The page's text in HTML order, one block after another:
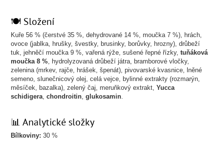
🍽 Složení
Kuře 56 % (čerstvé 35 %, dehydrované 14 %, moučka 7 %), hrách,
ovoce (jablka, hrušky, švestky, brusinky, borůvky, hrozny), drůbeží
tuk, jehněčí moučka 9 %, vařená rýže, sušené řepné řízky,tuňáková
moučka 8 %, hydrolyzovaná drůbeží játra, bramborové vločky,
zelenina (mrkev, rajče, hrášek, špenát), pivovarské kvasnice, lněné
semeno, slunečnicový olej, celá vejce, bylinné extrakty (rozmarýn,
měsíček, bazalka), zelený čaj, meruňkový extrakt,Yucca
schidigera,chondroitin,glukosamin.
📊 Analytické složky
Bílkoviny: 30 %